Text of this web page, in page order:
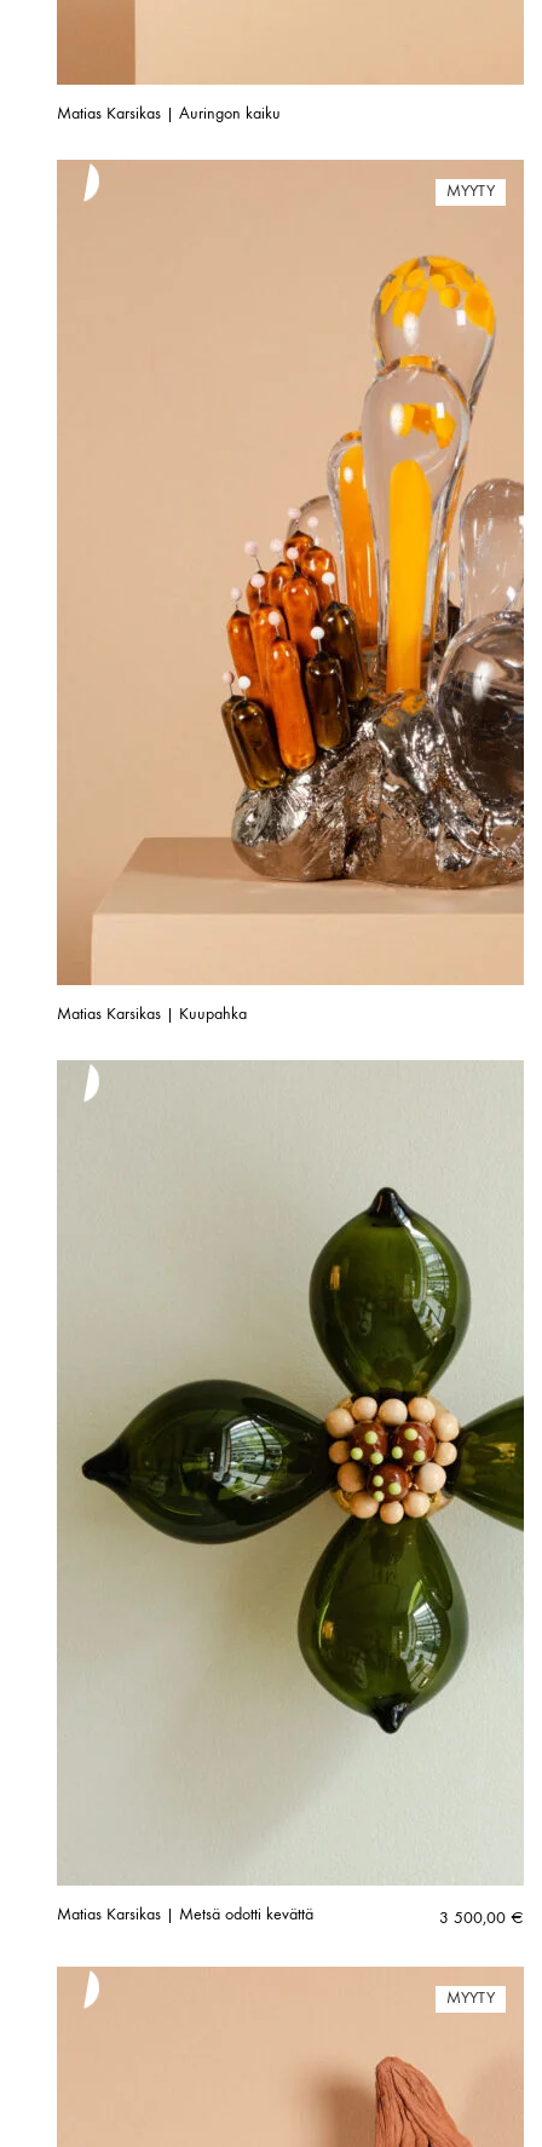
Matias Karsikas | Auringon kaiku
MYYTY
Matias Karsikas | Kuupahka
Matias Karsikas | Metsä odotti kevättä 3 500,00 €
MYYTY